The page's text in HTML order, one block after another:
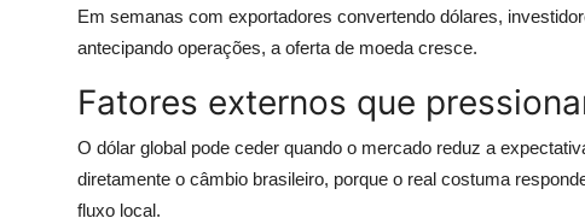
Em semanas com exportadores convertendo dólares,
antecipando operações, a oferta de moeda cresce.
Fatores externos que
O dólar global pode ceder quando o mercado reduz a
diretamente o câmbio brasileiro, porque o real costuma
fluxo local.